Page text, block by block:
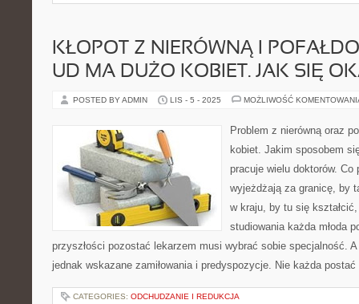
KŁOPOT Z NIERÓWNĄ I
UD MA DUŻO KOBIET. JAK SIĘ
POSTED BY ADMIN LIS - 5 - 2025 MOŻLIWOŚĆ
Problem z nierówną oraz
kobiet. Jakim sposobem
pracuje wielu doktorów. Co
wyjeżdżają za granicę, by
w kraju, by tu się
studiowania każda młoda
przyszłości pozostać lekarzem musi wybrać sobie specjalność.
jednak wskazane zamiłowania i predyspozycje. Nie każda
CATEGORIES: ODCHUDZANIE I REDUKCJA